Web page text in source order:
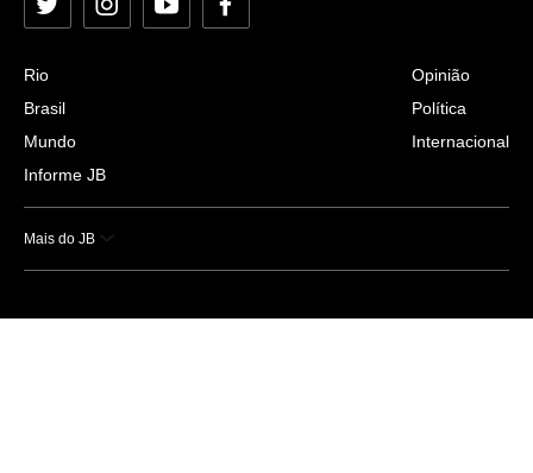
Twitter InstagramYouTubeFacebook
Rio
Brasil
Mundo
Informe JB
Opinião
Política
Internacional
Mais do JB
Esportes